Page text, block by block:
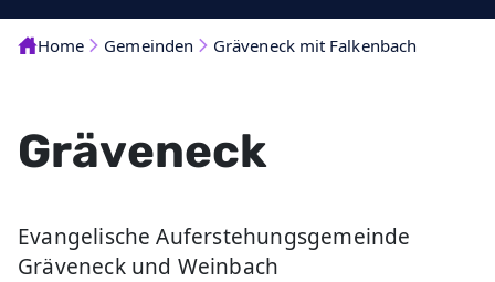
Home Gemeinden Gräveneck mit Falkenbach
Gräveneck
Evangelische Auferstehungsgemeinde
Gräveneck und Weinbach